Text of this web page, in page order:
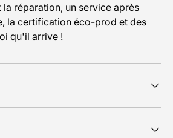
réparation, un service après
la certification éco-prod et des
qu'il arrive !